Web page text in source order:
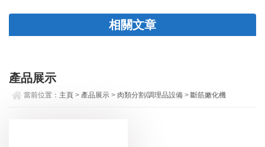
相關文章
產品展示
當前位置： 主頁 > 產品展示 > 肉類分割/調理品設備 >斷筋嫩化機